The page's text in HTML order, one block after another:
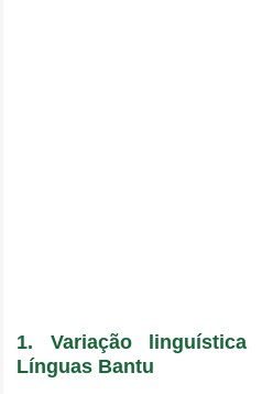
1. Variação linguística
Línguas Bantu